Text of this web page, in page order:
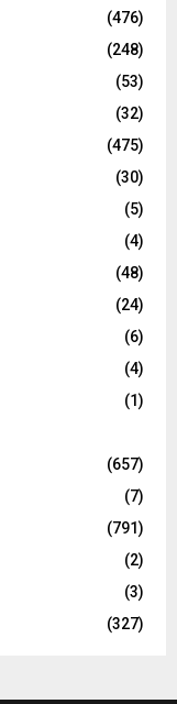
(476)
(248)
(53)
(32)
(475)
(30)
(5)
(4)
(48)
(24)
(6)
(4)
(1)
(657)
(7)
(791)
(2)
(3)
(327)